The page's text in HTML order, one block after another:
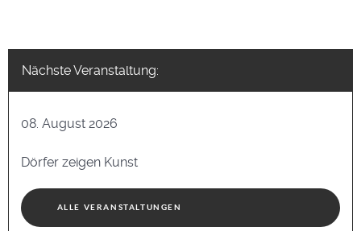
Nächste Veranstaltung:
08. August 2026
Dörfer zeigen Kunst
ALLE VERANSTALTUNGEN